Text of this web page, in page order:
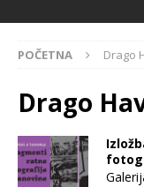
POČETNA Drago
Drago